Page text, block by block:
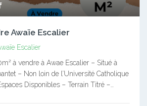
Awaïe Escalier
Escalier
à vendre à Awae Escalier – Situé à
– Non loin de l’Université Catholique
Disponibles – Terrain Titré –…